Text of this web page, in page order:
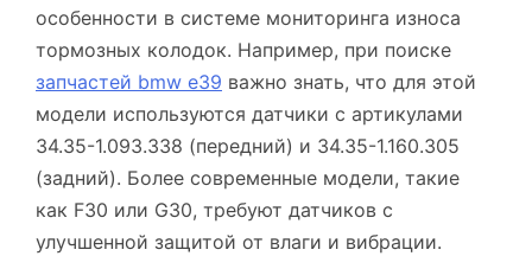
особенности в системе мониторинга износа
тормозных колодок. Например, при поиске
запчастей bmw e39 важно знать, что для этой
модели используются датчики с артикулами
34.35-1.093.338 (передний) и 34.35-1.160.305
(задний). Более современные модели, такие
как F30 или G30, требуют датчиков с
улучшенной защитой от влаги и вибрации.